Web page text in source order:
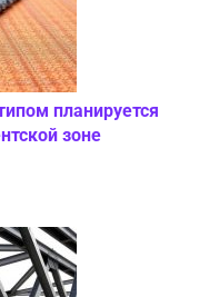
планируется
зоне